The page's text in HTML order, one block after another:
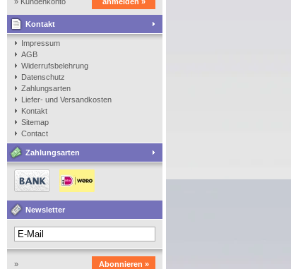
anlegen
Kontakt
Impressum
AGB
Widerrufsbelehrung
Datenschutz
Zahlungsarten
Liefer- und Versandkosten
Kontakt
Sitemap
Contact
Zahlungsarten
Newsletter
» Abonnieren »